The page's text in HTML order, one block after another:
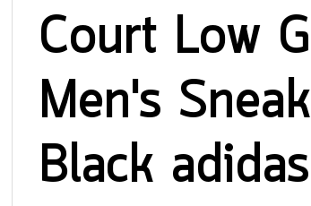
Court Low
Men's
Black adidas